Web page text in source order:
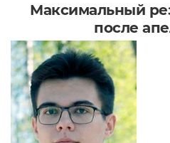
Максимальный
после